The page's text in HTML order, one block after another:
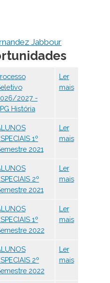
Jabbour
2027 -
História
Ler
mais
1º
2021
Ler
mais
2º
2021
Ler
mais
1º
2022
Ler
mais
2º
2022
Ler
mais